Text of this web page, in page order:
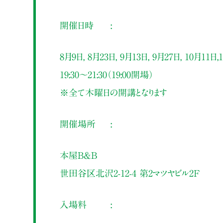
開催日時
8月9日, 8月23日, 9月13日, 9月27日, 10月11日
19:30〜21:30（19:00開場）
※全て木曜日の開講となります
開催場所
本屋B&B
世田谷区北沢2-12-4 第2マツヤビル2F
入場料